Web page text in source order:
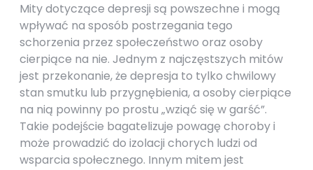
Mity dotyczące depresji są powszechne i mogą
wpływać na sposób postrzegania tego
schorzenia przez społeczeństwo oraz osoby
cierpiące na nie. Jednym z najczęstszych mitów
jest przekonanie, że depresja to tylko chwilowy
stan smutku lub przygnębienia, a osoby cierpiące
na nią powinny po prostu „wziąć się w garść”.
Takie podejście bagatelizuje powagę choroby i
może prowadzić do izolacji chorych ludzi od
wsparcia społecznego. Innym mitem jest